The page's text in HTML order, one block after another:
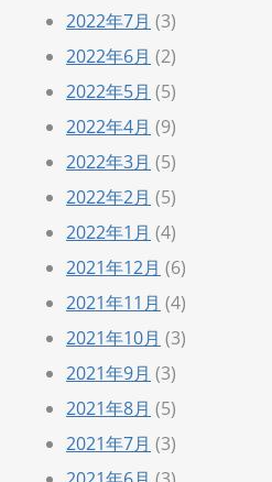
2022年7月 (3)
2022年6月 (2)
2022年5月 (5)
2022年4月 (9)
2022年3月 (5)
2022年2月 (5)
2022年1月 (4)
2021年12月 (6)
2021年11月 (4)
2021年10月 (3)
2021年9月 (3)
2021年8月 (5)
2021年7月 (3)